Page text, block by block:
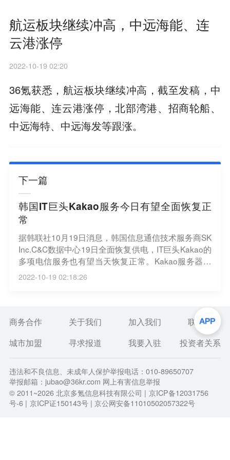
航运板块继续冲高，中远海能、连
云港涨停
2022-10-19 02:20
36氪获悉，航运板块继续冲高，截至发稿，中
远海能、连云港涨停，北部湾港、招商轮船、
中远海特、中远海发等跟涨。
下一篇
韩国IT巨头Kakao服务今日有望全面恢复正
常
据韩联社10月19日消息，韩国信息通信技术服务商SK
Inc.C&C数据中心19日全面恢复供电，IT巨头Kakao的
多项电信服务也有望当天恢复正常。Kakao服务器所
在的SK C&C板桥数据中心15日下午发生火灾，电力
2022-10-19 02:18:26
商务合作 关于我们 加入我们
联系我们
城市加盟
寻求报道 我要入驻 投资者关系
违法和不良信息、未成年人保护举报电话：010-89650707
举报邮箱：jubao@36kr.com 网上有害信息举报
© 2011~2026北京多氪信息科技有限公司 | 京ICP备12031756
号-6 | 京ICP证150143号 | 京公网安备11010502057322号